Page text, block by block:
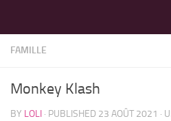
FAMILLE
Monkey Klash
BY LOLI · PUBLISHED 23 AOÛT 2021 ·